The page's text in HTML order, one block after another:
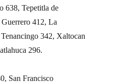
638, Tepetitla de
412, La
342, Xaltocan
296.
San Francisco